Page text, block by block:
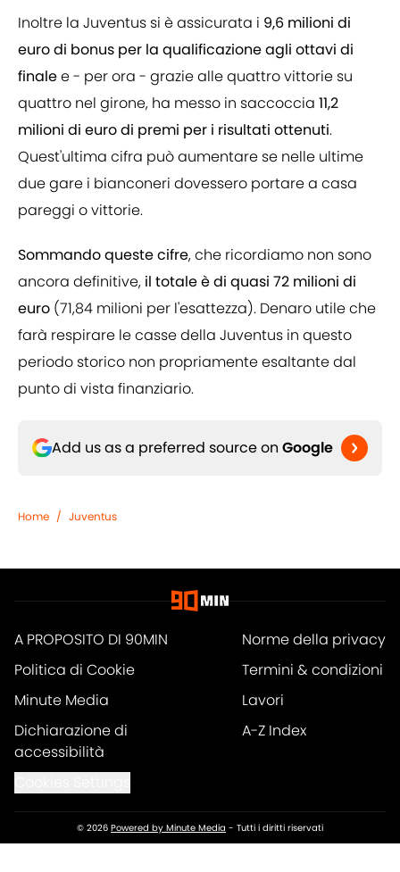
Inoltre la Juventus si è assicurata i 9,6 milioni di
euro di bonus per la qualificazione agli ottavi di
finalee - per ora - grazie alle quattro vittorie su
quattro nel girone, ha messo in saccoccia 11,2
milioni di euro di premi per i risultati ottenuti.
Quest'ultima cifra può aumentare se nelle ultime
due gare i bianconeri dovessero portare a casa
pareggi o vittorie.
Sommando queste cifre, che ricordiamo non sono
ancora definitive, il totale è di quasi 72 milioni di
euro (71,84 milioni per l'esattezza). Denaro utile che
farà respirare le casse della Juventus in questo
periodo storico non propriamente esaltante dal
punto di vista finanziario.
Add us as a preferred source on Google
Home / Juventus
A PROPOSITO DI 90MIN
Norme della privacy
Politica di Cookie
Termini & condizioni
Minute Media
Lavori
Dichiarazione di
accessibilità
A-Z Index
© 2026 Powered by Minute Media - Tutti i diritti riservati